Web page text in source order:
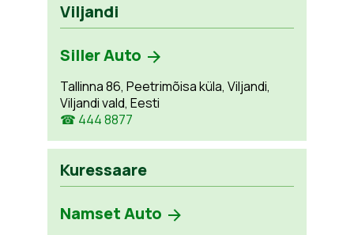
Viljandi
Siller Auto
Tallinna 86, Peetrimõisa küla, Viljandi,
Viljandi vald, Eesti
☎ 444 8877
Kuressaare
Namset Auto